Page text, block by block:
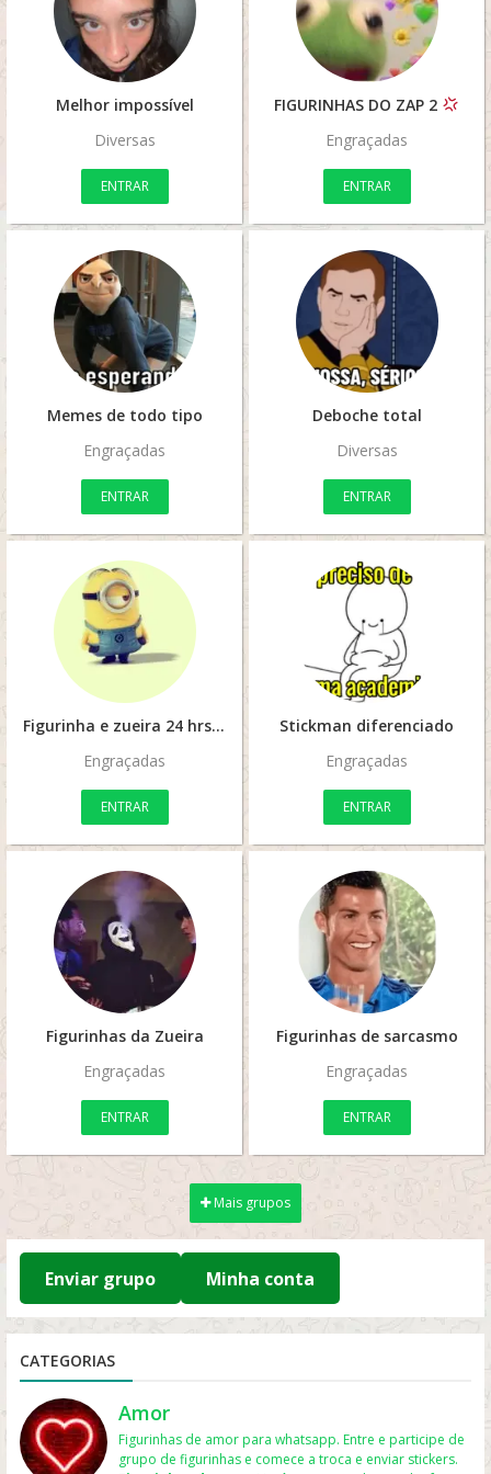
Melhor impossível
Diversas
ENTRAR
FIGURINHAS DO ZAP 2
Engraçadas
ENTRAR
Memes de todo tipo
Engraçadas
ENTRAR
Deboche total
Diversas
ENTRAR
Figurinha e zueira 24 hrs
Engraçadas
ENTRAR
Stickman diferenciado
Engraçadas
ENTRAR
Figurinhas da Zueira
Engraçadas
ENTRAR
Figurinhas de sarcasmo
Engraçadas
ENTRAR
Mais grupos
Enviar grupo Minha conta
CATEGORIAS
Amor
Figurinhas de amor para whatsapp. Entre e participe de
grupo de figurinhas e comece a troca e enviar stickers.